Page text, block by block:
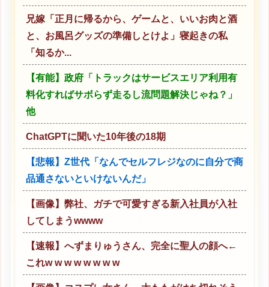
兄嫁「正月に帰るから、ゲームと、いいお肉と酒
と、お風呂グッズの準備しとけよ」寝起きの私
「知るか...
【有能】政府「トラックはサービスエリア利用有
料化すればサボらず走るし流問題解決じゃね？」
他
ChatGPTに聞いた10年後の18期
【悲報】Z世代「なんでセルフレジなのに自分で商
品通さないといけないんだ」
【画像】弊社、ガチで可愛すぎる新入社員が入社
してしまうwwww
【速報】へずまりゅうさん、完全に聖人の顔へ←
これw w w w w w w w